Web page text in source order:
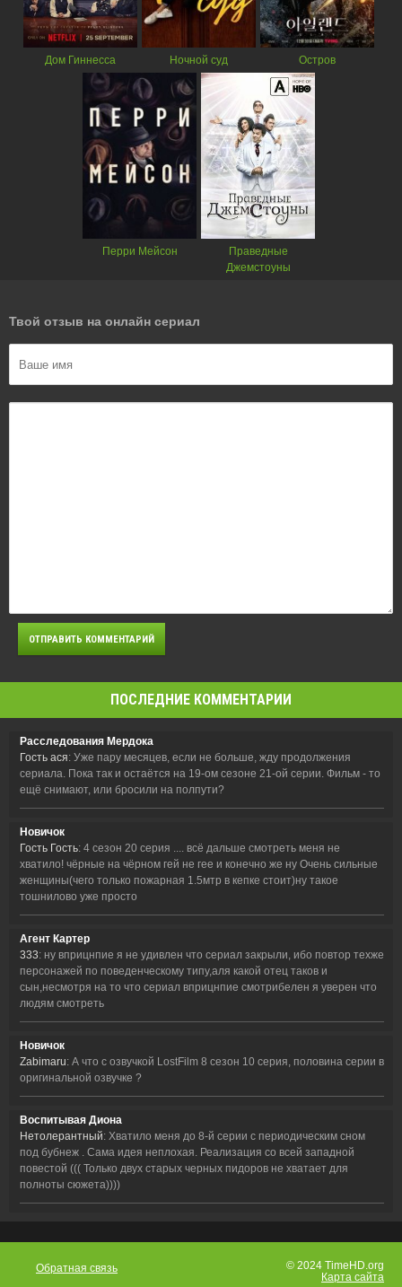
Дом Гиннесса Ночной суд Остров
Перри Мейсон
Праведные
Джемстоуны
Твой отзыв на онлайн сериал
ПОСЛЕДНИЕ КОММЕНТАРИИ
Расследования Мердока
Гость ася: Уже пару месяцев, если не больше, жду продолжения
сериала. Пока так и остаётся на 19-ом сезоне 21-ой серии. Фильм - то
ещё снимают, или бросили на полпути?
Новичок
Гость Гость: 4 сезон 20 серия .... всё дальше смотреть меня не
хватило! чёрные на чёрном гей не гее и конечно же ну Очень сильные
женщины(чего только пожарная 1.5мтр в кепке стоит)ну такое
тошнилово уже просто
Агент Картер
333: ну вприцнпие я не удивлен что сериал закрыли, ибо повтор техже
персонажей по поведенческому типу,аля какой отец таков и
сын,несмотря на то что сериал вприцнпие смотрибелен я уверен что
людям смотреть
Новичок
Zabimaru: А что с озвучкой LostFilm 8 сезон 10 серия, половина серии в
оригинальной озвучке ?
Воспитывая Диона
Нетолерантный: Хватило меня до 8-й серии с периодическим сном
под бубнеж . Сама идея неплохая. Реализация со всей западной
повестой ((( Только двух старых черных пидоров не хватает для
полноты сюжета))))
Обратная связь
© 2024 TimeHD.org
Карта сайта